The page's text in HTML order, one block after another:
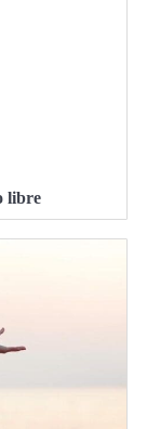
libre